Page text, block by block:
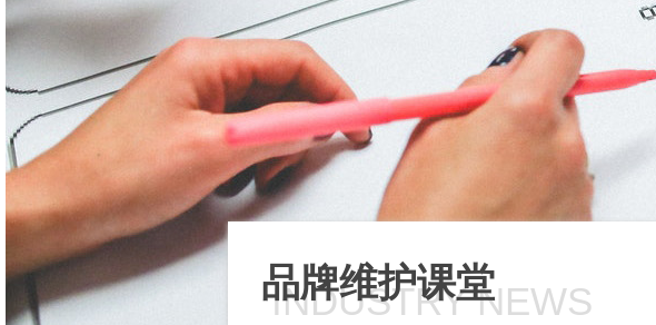
品牌维护课堂
INDUSTRY NEWS